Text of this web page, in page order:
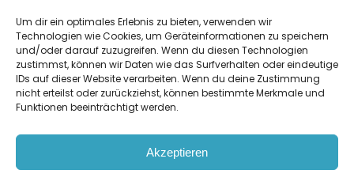
Um dir ein optimales Erlebnis zu bieten, verwenden wir
Technologien wie Cookies, um Geräteinformationen zu speichern
und/oder darauf zuzugreifen. Wenn du diesen Technologien
zustimmst, können wir Daten wie das Surfverhalten oder eindeutige
IDs auf dieser Website verarbeiten. Wenn du deine Zustimmung
nicht erteilst oder zurückziehst, können bestimmte Merkmale und
Funktionen beeinträchtigt werden.
Akzeptieren
ist ein Service von
Krenn Real GmbH
Tischlerstraße 12
4050Traun| Österreich
Kontakt